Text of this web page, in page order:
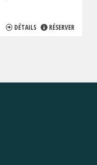
DÉTAILS RÉSERVER